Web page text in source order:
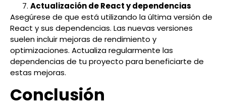
Actualización de React y dependencias
Asegúrese de que está utilizando la última versión de
React y sus dependencias. Las nuevas versiones
suelen incluir mejoras de rendimiento y
optimizaciones. Actualiza regularmente las
dependencias de tu proyecto para beneficiarte de
estas mejoras.
Conclusión